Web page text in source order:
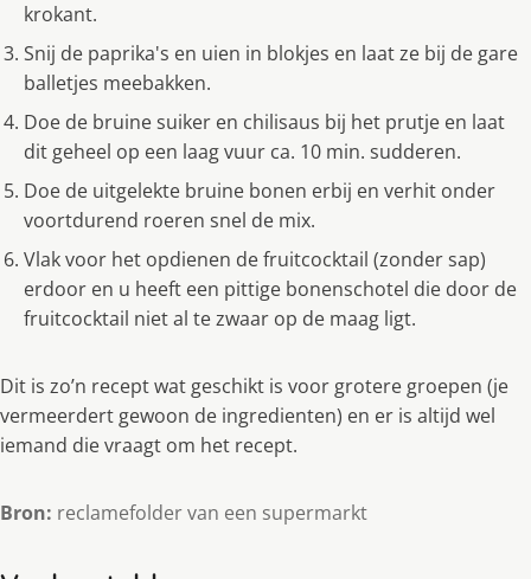
krokant.
Snij de paprika's en uien in blokjes en laat ze bij de gare
balletjes meebakken.
Doe de bruine suiker en chilisaus bij het prutje en laat
dit geheel op een laag vuur ca. 10 min. sudderen.
Doe de uitgelekte bruine bonen erbij en verhit onder
voortdurend roeren snel de mix.
Vlak voor het opdienen de fruitcocktail (zonder sap)
erdoor en u heeft een pittige bonenschotel die door de
fruitcocktail niet al te zwaar op de maag ligt.
Dit is zo’n recept wat geschikt is voor grotere groepen (je
vermeerdert gewoon de ingredienten) en er is altijd wel
iemand die vraagt om het recept.
Bron: reclamefolder van een supermarkt